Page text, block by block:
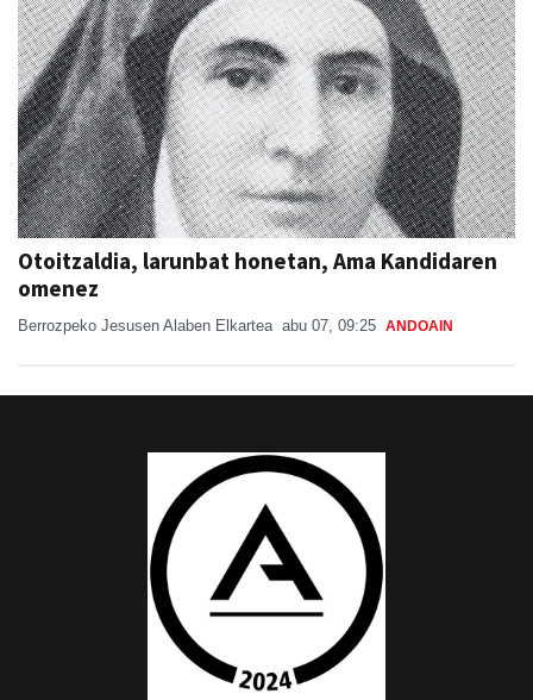
Otoitzaldia, larunbat honetan, Ama Kandidaren
omenez
Berrozpeko Jesusen Alaben Elkartea abu 07, 09:25 ANDOAIN